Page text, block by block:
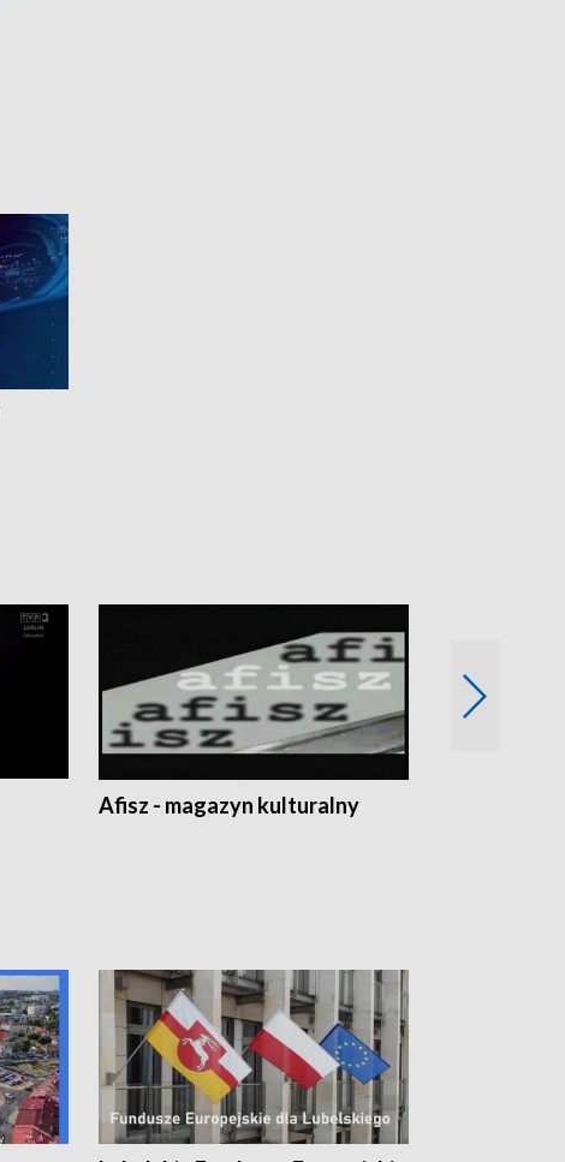
Afisz - magazyn kulturalny